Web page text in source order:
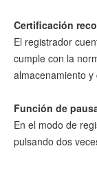
Certificación
El registrador
cumple con la
almacenamiento
Función de
En el modo de
pulsando dos